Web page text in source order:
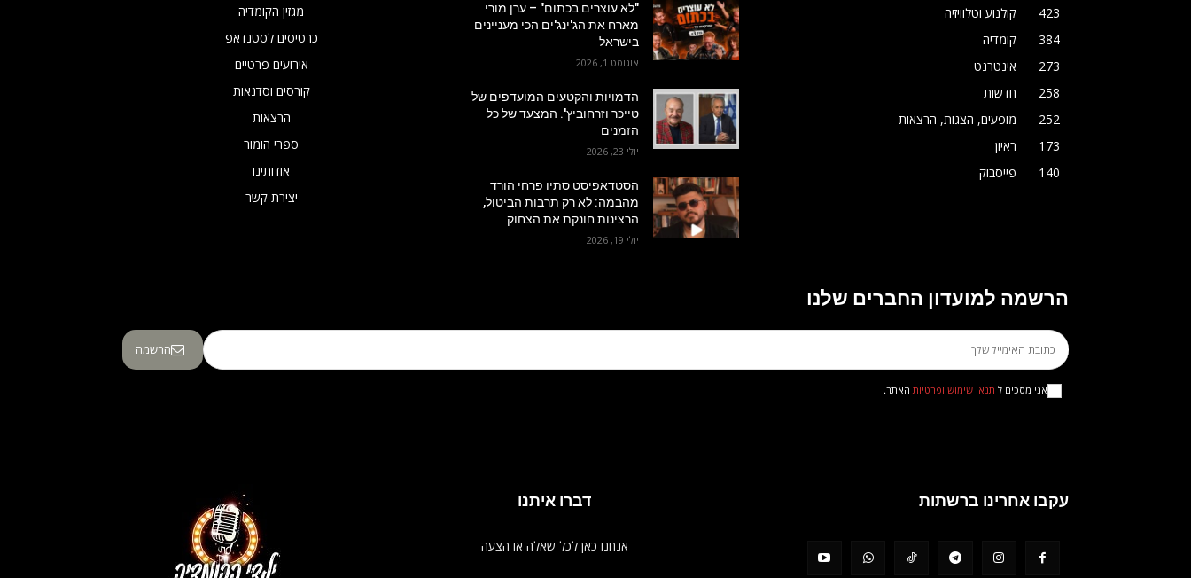
מגזין הקומדיה
כרטיסים לסטנדאפ
אירועים פרטיים
קורסים וסדנאות
הרצאות
ספרי הומור
אודותינו
יצירת קשר
"לא עוצרים בכתום" – ערן מורי
מארח את הג'ינג'ים הכי מעניינים
בישראל
אוגוסט 1, 2026
הדמויות והקטעים המועדפים של
טייכר וזרחוביץ'. המצעד של כל
הזמנים
יולי 23, 2026
הסטדאפיסט סתיו פרחי הורד
מהבמה: לא רק תרבות הביטול,
הרצינות חונקת את הצחוק
יולי 19, 2026
קולנוע וטלוויזיה
423
קומדיה
384
אינטרנט
273
חדשות
258
מופעים, הצגות, הרצאות
252
ראיון
173
פייסבוק
140
הרשמה למועדון החברים שלנו
הרשמה
אני מסכים ל תנאי שימוש ופרטיותהאתר.
דברו איתנו
אנחנו כאן לכל שאלה או הצעה
עקבו אחרינו ברשתות